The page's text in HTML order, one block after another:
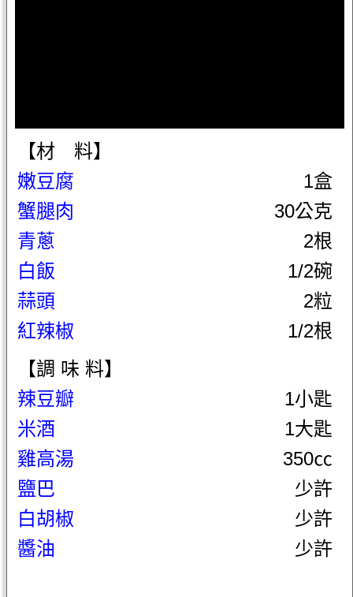
【材 料】
嫩豆腐
1盒
蟹腿肉
30公克
青蔥
2根
白飯
1/2碗
蒜頭
2粒
紅辣椒
1/2根
【調 味 料】
辣豆瓣
1小匙
米酒
1大匙
雞高湯
350㏄
鹽巴
少許
白胡椒
少許
醬油
少許